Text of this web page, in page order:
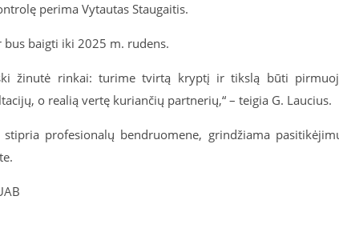
perima Vytautas Staugaitis.
baigti iki 2025 m. rudens.
žinutė rinkai: turime tvirtą kryptį ir tikslą būti
o realią vertę kuriančių partnerių,“ – teigia G. Laucius.
profesionalų bendruomene, grindžiama